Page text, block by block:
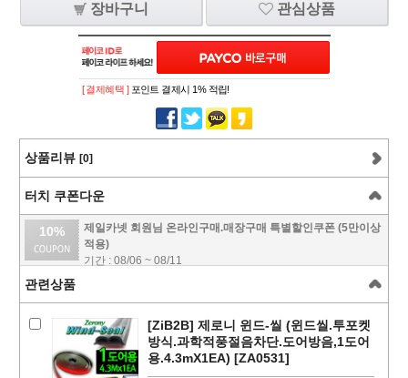
장바구니 관심상품
[ 결제혜택 ] 포인트 결제시 1% 적립!
상품리뷰 [0]
터치 쿠폰다운
10%
제일카넷 회원님 온라인구매.매장구매 특별할인쿠폰 (5만이상
적용)
기간 : 08/06 ~ 08/11
관련상품
[ZiB2B] 제로니 윈드-씰 (윈드씰.투포켓
방식.과학적풍절음차단.도어방음,1도어
용.4.3mX1EA) [ZA0531]